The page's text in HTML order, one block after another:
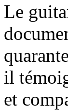
Le
il
et